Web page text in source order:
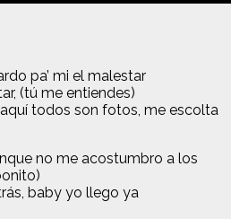
pa’ mi el malestar
(tú me entiendes)
todos son fotos, me escolta
no me acostumbro a los
baby yo llego ya